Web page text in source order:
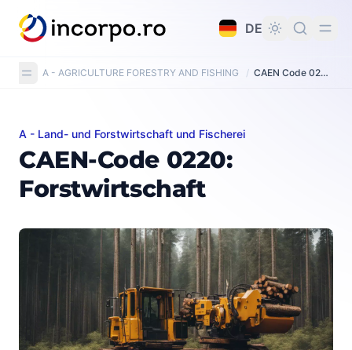
springen
DE
A - AGRICULTURE FORESTRY AND FISHING / CAEN Code 0220: Logging
CAEN-Code 0220: Forstwirtschaft
A - Land- und Forstwirtschaft und Fischerei
CAEN-Code 0220:
Forstwirtschaft